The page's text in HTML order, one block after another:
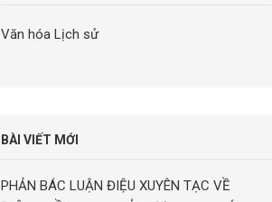
Văn hóa Lịch sử
BÀI VIẾT MỚI
PHẢN BÁC LUẬN ĐIỆU XUYÊN TẠC VỀ